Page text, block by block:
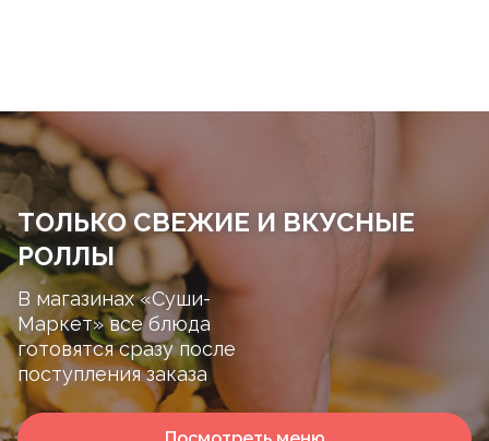
ТОЛЬКО СВЕЖИЕ И ВКУСНЫЕ
РОЛЛЫ
В магазинах «Суши-
Маркет» все блюда
готовятся сразу после
поступления заказа